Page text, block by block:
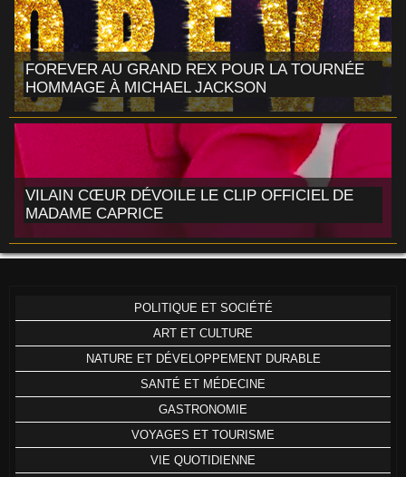
FOREVER AU GRAND REX POUR LA TOURNÉE
HOMMAGE À MICHAEL JACKSON
VILAIN CŒUR DÉVOILE LE CLIP OFFICIEL DE
MADAME CAPRICE
POLITIQUE ET SOCIÉTÉ
ART ET CULTURE
NATURE ET DÉVELOPPEMENT DURABLE
SANTÉ ET MÉDECINE
GASTRONOMIE
VOYAGES ET TOURISME
VIE QUOTIDIENNE